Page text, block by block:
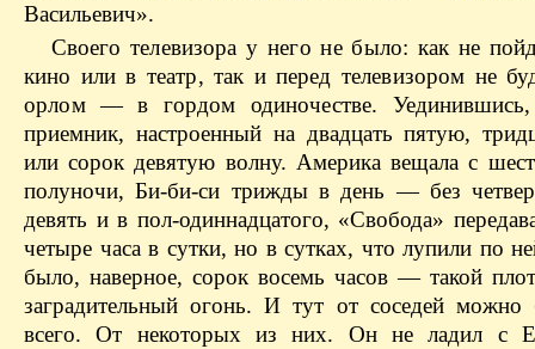
Васильевич».
Своего телевизора у него не было: как не
кино или в театр, так и перед телевизором не
орлом — в гордом одиночестве. Уе
приемник, настроенный на двадцать пятую,
или сорок девятую волну. Америка вещала с
полуночи, Би-би-си трижды в день — без
девять и в пол-одиннадцатого, «Свобода»
четыре часа в сутки, но в сутках, чтолупили по
было, наверное, сорок восемь часов — такой
заградительный огонь. И тут от соседей
всего. От некоторых из них. Он не ладил с